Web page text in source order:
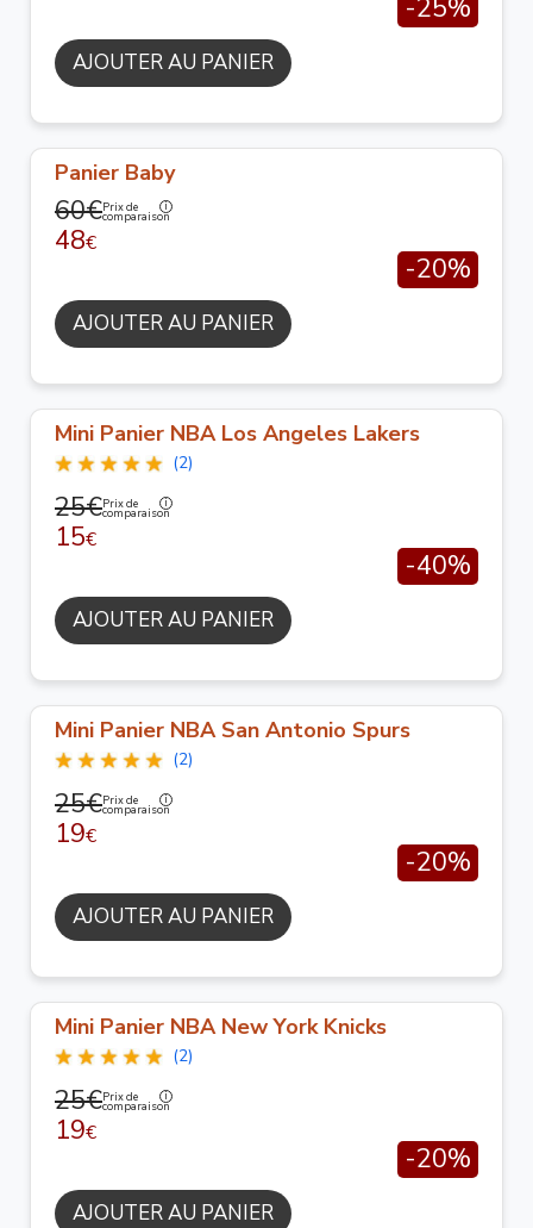
-25%
AJOUTER AU PANIER
Panier Baby
60€Prix de
comparaison
48€
-20%
AJOUTER AU PANIER
Mini Panier NBA Los Angeles Lakers
(2)
25€Prix de
comparaison
15€
-40%
AJOUTER AU PANIER
Mini Panier NBA San Antonio Spurs
(2)
25€Prix de
comparaison
19€
-20%
AJOUTER AU PANIER
Mini Panier NBA New York Knicks
(2)
25€Prix de
comparaison
19€
-20%
AJOUTER AU PANIER